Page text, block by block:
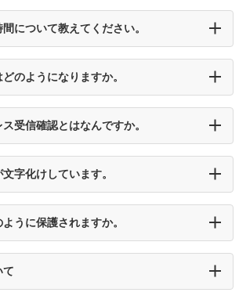
について教えてください。
のようになりますか。
受信確認とはなんですか。
字化けしています。
うに保護されますか。
て